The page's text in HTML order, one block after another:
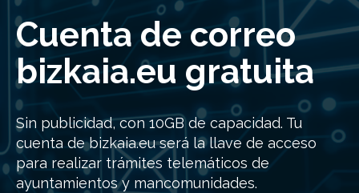
Cuenta de correo
bizkaia.eu gratuita
Sin publicidad, con 10GB de capacidad. Tu
cuenta de bizkaia.eu será la llave de acceso
para realizar trámites telemáticos de
ayuntamientos y mancomunidades.